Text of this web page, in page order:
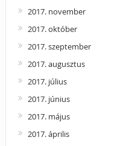
2017. november
2017. október
2017. szeptember
2017. augusztus
2017. július
2017. június
2017. május
2017. április